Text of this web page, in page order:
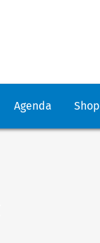
Agenda Shop